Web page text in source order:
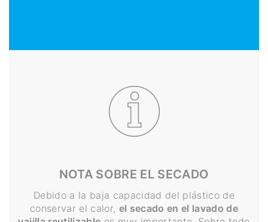
NOTA SOBRE EL SECADO
Debido a la baja capacidad del plástico de
conservar el calor, el secado en el lavado de